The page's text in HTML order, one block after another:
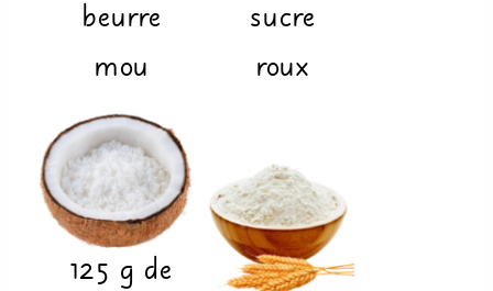
beurre
mou
sucre
roux
125 g de